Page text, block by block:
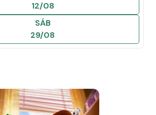
12/08
SÁB
29/08